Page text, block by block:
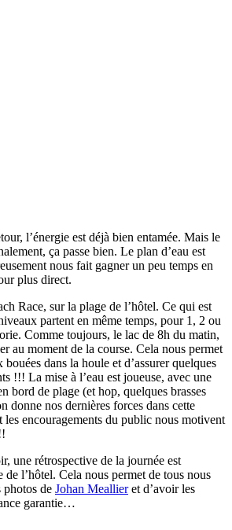
l’énergie est déjà bien entamée. Mais le
ça passe bien. Le plan d’eau est
nous fait gagner un peu temps en
plus direct.
Race, sur la plage de l’hôtel. Ce qui est
partent en même temps, pour 1, 2 ou
Comme toujours, le lac de 8h du matin,
au moment de la course. Cela nous permet
bouées dans la houle et d’assurer quelques
!!! La mise à l’eau est joueuse, avec une
bord de plage (et hop, quelques brasses
donne nos dernières forces dans cette
les encouragements du public nous motivent
une rétrospective de la journée est
de l’hôtel. Cela nous permet de tous nous
photos de Johan Meallieret d’avoir les
garantie…